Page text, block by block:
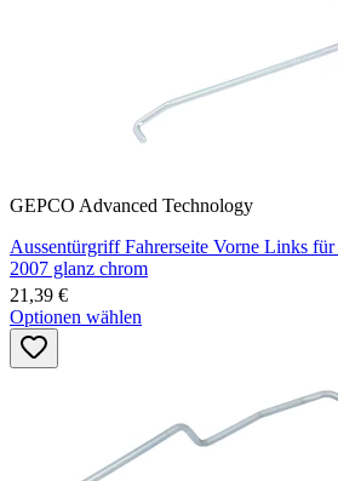
GEPCO Advanced Technology
Aussentürgriff Fahrerseite Vorne Links
2007 glanz chrom
21,39 €
Optionen wählen